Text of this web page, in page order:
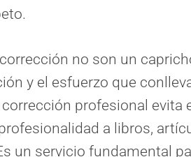
no son un
y el esfuerzo que
profesional evita
a libros,
un servicio fundamental